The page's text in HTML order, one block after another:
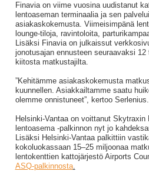
Finavia on viime vuosina uudistanut
lentoaseman terminaalia ja sen
asiakaskokemusta. Viimeisimpänä
lounge-tiloja, ravintoloita,
Lisäksi Finavia on julkaissut
jonotusajan ennusteen seuraavaksi
kiitosta matkustajilta.
”Kehitämme asiakaskokemusta
kuunnellen. Asiakkailtamme saatu
olemme onnistuneet”, kertoo Serlenius.
Helsinki-Vantaa on voittanut Skytraxin
lentoasema -palkinnon nyt jo
Lisäksi Helsinki-Vantaa palkittiin
kokoluokassaan 15–25 miljoonaa
lentokenttien kattojärjestö Airports
ASQ-palkinnosta.